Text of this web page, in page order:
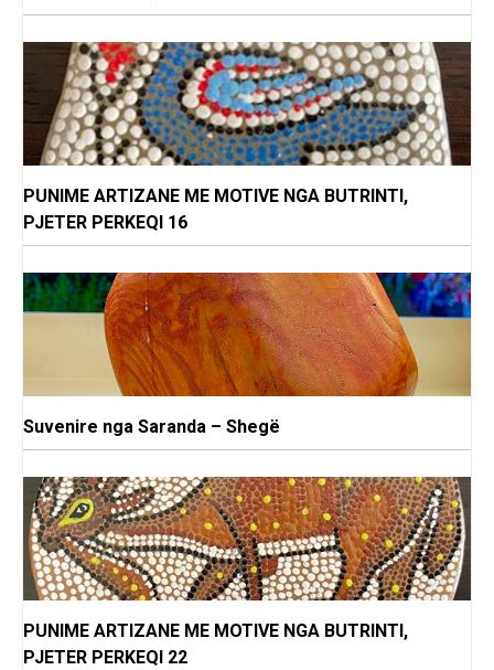
PUNIME ARTIZANE ME MOTIVE NGA BUTRINTI,
PJETER PERKEQI 16
Suvenire nga Saranda – Shegë
PUNIME ARTIZANE ME MOTIVE NGA BUTRINTI,
PJETER PERKEQI 22